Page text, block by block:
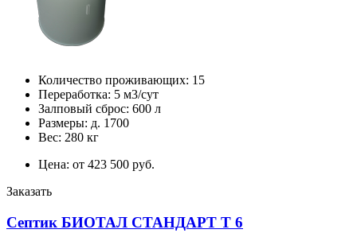
Количество проживающих: 15
Переработка: 5 м3/сут
Залповый сброс: 600 л
Размеры: д. 1700
Вес: 280 кг
Цена: от 423 500 руб.
Заказать
Септик БИОТАЛ СТАНДАРТ Т 6